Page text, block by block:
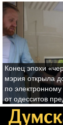
Конец эпохи
мэрия открыла
по
от одесситов